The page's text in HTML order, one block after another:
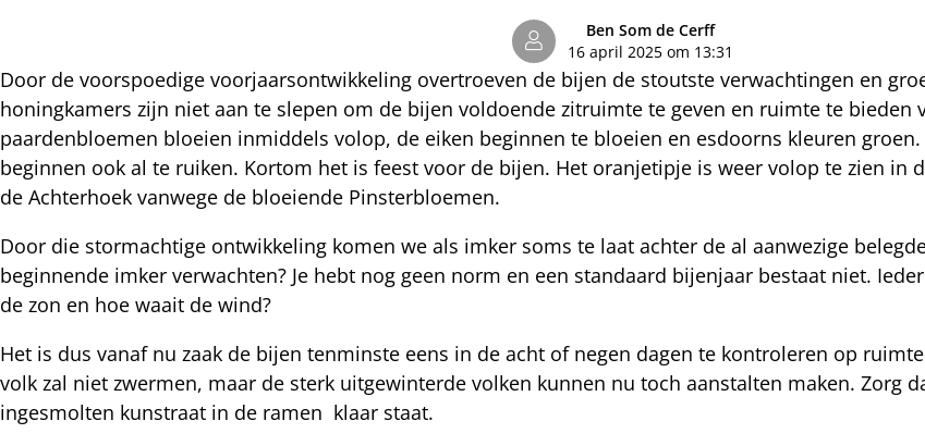
Ben Som de Cerff
16 april 2025 om 13:31
Door de voorspoedige voorjaarsontwikkeling overtroeven de bijen de stoutste verwachtingen en
honingkamers zijn niet aan te slepen om de bijen voldoende zitruimte te geven en ruimte te bieden
paardenbloemen bloeien inmiddels volop, de eiken beginnen te bloeien en esdoorns kleuren groen.
beginnen ook al te ruiken. Kortom het is feest voor de bijen. Het oranjetipje is weer volop te zien in
de Achterhoek vanwege de bloeiende Pinsterbloemen.
Door die stormachtige ontwikkeling komen we als imker soms te laat achter de al aanwezige
beginnende imker verwachten? Je hebt nog geen norm en een standaard bijenjaar bestaat niet.
de zon en hoe waait de wind?
Het is dus vanaf nu zaak de bijen tenminste eens in de acht of negen dagen te kontroleren op
volk zal niet zwermen, maar de sterk uitgewinterde volken kunnen nu toch aanstalten maken. Zorg
ingesmolten kunstraat in de ramen klaar staat.